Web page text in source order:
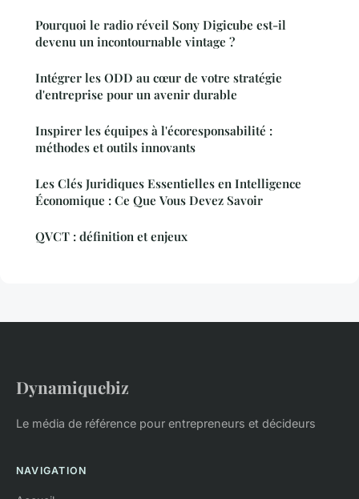
Pourquoi le radio réveil Sony Digicube est-il
devenu un incontournable vintage ?
Intégrer les ODD au cœur de votre stratégie
d'entreprise pour un avenir durable
Inspirer les équipes à l'écoresponsabilité :
méthodes et outils innovants
Les Clés Juridiques Essentielles en Intelligence
Économique : Ce Que Vous Devez Savoir
QVCT : définition et enjeux
Dynamiquebiz
Le média de référence pour entrepreneurs et décideurs
NAVIGATION